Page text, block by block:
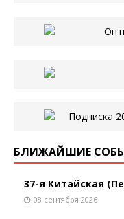
БЛИЖАЙШИЕ
37-я Китайская
08 сентября 2026